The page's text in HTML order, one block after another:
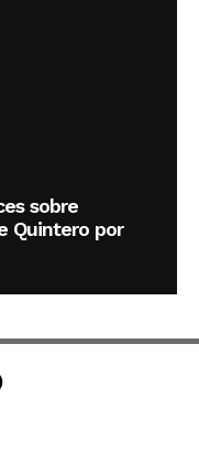
sobre
Quintero por
(Twitter)
TikTok
Minuto30 en
en LinkedIn
Minuto30 en